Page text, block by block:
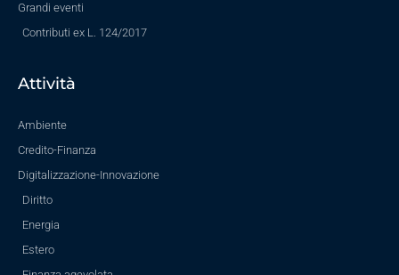
Grandi eventi
Contributi ex L. 124/2017
Attività
Ambiente
Credito-Finanza
Digitalizzazione-Innovazione
Diritto
Energia
Estero